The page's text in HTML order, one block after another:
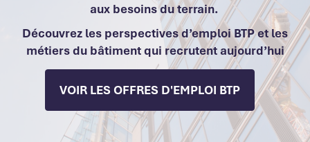
aux besoins du terrain.
Découvrez les perspectives d’emploi BTP et les
métiers du bâtiment qui recrutent aujourd’hui
VOIR LES OFFRES D'EMPLOI BTP